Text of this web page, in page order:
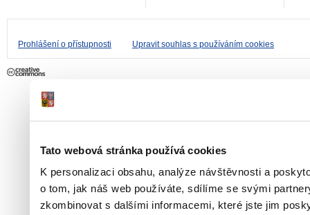
Tato webová stránka používá cookies
K personalizaci obsahu, analýze návštěvnosti a
o tom, jak náš web používáte, sdílíme se svými
zkombinovat s dalšími informacemi, které jste jim
Prohlášení o přístupnosti Upravit souhlas s používáním cookies